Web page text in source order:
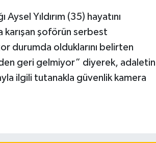
Yıldırım (35) hayatını
karışan şoförün serbest
durumda olduklarını belirten
geri gelmiyor” diyerek, adaletin
ilgili tutanakla güvenlik kamera